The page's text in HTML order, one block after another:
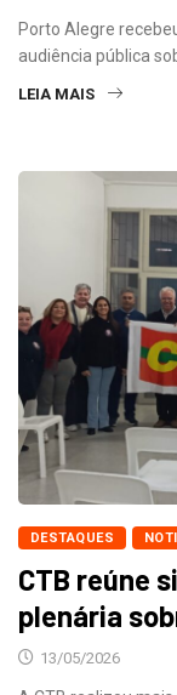
Porto Alegre
audiência pública
LEIA MAIS
DESTAQUES
CTB reúne
plenária
13/05/2026